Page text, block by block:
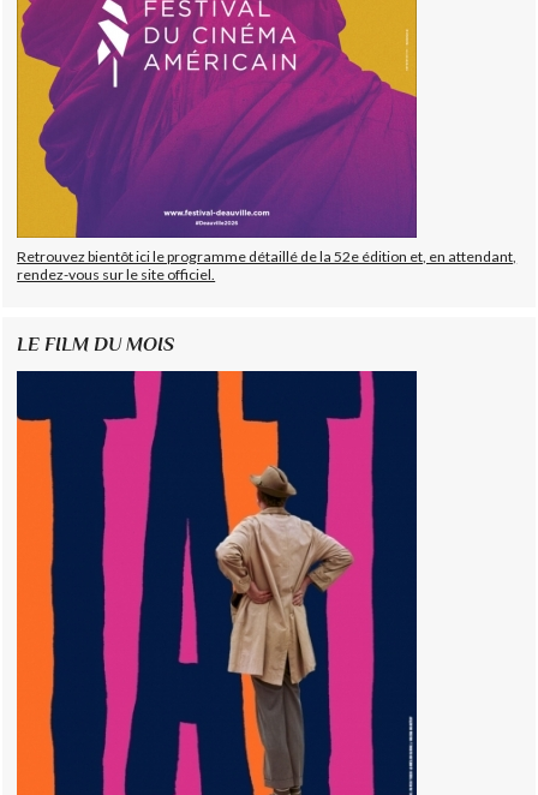
Retrouvez bientôt ici le programme détaillé de la 52e édition et, en attendant,
rendez-vous sur le site officiel.
LE FILM DU MOIS